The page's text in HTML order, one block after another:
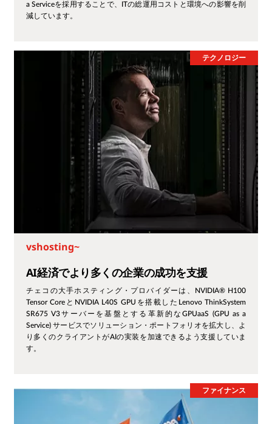
a Serviceを採用することで、ITの総運用コストと環境への影響を削
減しています。
テクノロジー
vshosting~
AI経済でより多くの企業の成功を支援
チェコの大手ホスティング・プロバイダーは、NVIDIA® H100
Tensor CoreとNVIDIA L40S GPUを搭載したLenovo ThinkSystem
SR675 V3サーバーを基盤とする革新的なGPUaaS (GPU as a
Service) サービスでソリューション・ポートフォリオを拡大し、よ
り多くのクライアントがAIの実装を加速できるよう支援していま
す。
ファイナンス